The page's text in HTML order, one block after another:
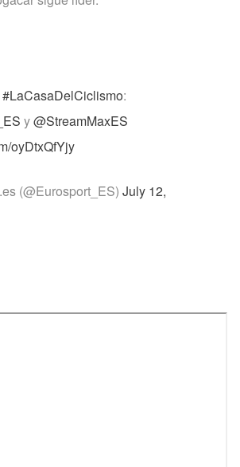
#LaCasaDelCiclismo:
y@StreamMaxES
oyDtxQfYjy
(@Eurosport_ES) July 12,